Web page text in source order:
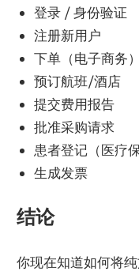
登录 / 身份验证
注册新用户
下单（电子商务）
预订航班/酒店
提交费用报告
批准采购请求
患者登记（医疗保
生成发票
结论
你现在知道如何将